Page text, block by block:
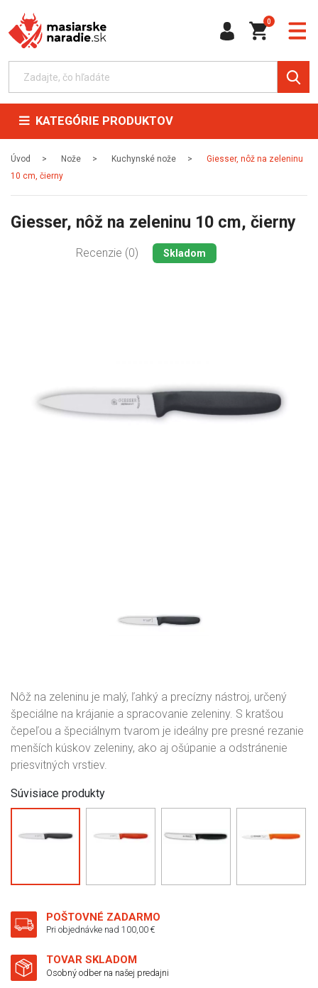
0
KATEGÓRIE PRODUKTOV
Úvod Nože Kuchynské nože
Giesser, nôž na zeleninu
10 cm, čierny
Giesser, nôž na zeleninu 10 cm, čierny
Recenzie (0) Skladom
Nôž na zeleninu je malý, ľahký a precízny nástroj, určený
špeciálne na krájanie a spracovanie zeleniny. S kratšou
čepeľou a špeciálnym tvarom je ideálny pre presné rezanie
menších kúskov zeleniny, ako aj ošúpanie a odstránenie
priesvitných vrstiev.
Súvisiace produkty
POŠTOVNÉ ZADARMO
Pri objednávke nad 100,00 €
TOVAR SKLADOM
Osobný odber na našej predajni